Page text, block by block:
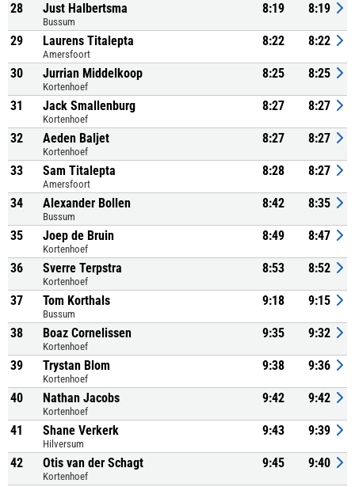
28 Just Halbertsma
Bussum
8:19 8:19
29 Laurens Titalepta
Amersfoort
8:22 8:22
30 Jurrian Middelkoop
Kortenhoef
8:25 8:25
31 Jack Smallenburg
Kortenhoef
8:27 8:27
32 Aeden Baljet
Kortenhoef
8:27 8:27
33 Sam Titalepta
Amersfoort
8:28 8:27
34 Alexander Bollen
Bussum
8:42 8:35
35 Joep de Bruin
Kortenhoef
8:49 8:47
36 Sverre Terpstra
Kortenhoef
8:53 8:52
37 Tom Korthals
Bussum
9:18 9:15
38 Boaz Cornelissen
Kortenhoef
9:35 9:32
39 Trystan Blom
Kortenhoef
9:38 9:36
40 Nathan Jacobs
Kortenhoef
9:42 9:42
41 Shane Verkerk
Hilversum
9:43 9:39
42 Otis van der Schagt
Kortenhoef
9:45 9:40